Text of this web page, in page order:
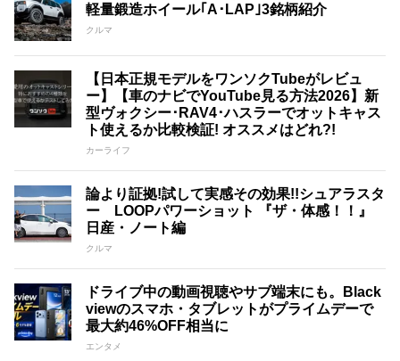
軽量鍛造ホイール｢A･LAP｣3銘柄紹介
クルマ
【日本正規モデルをワンソクTubeがレビュ
ー】【車のナビでYouTube見る方法2026】新
型ヴォクシー･RAV4･ハスラーでオットキャス
ト使えるか比較検証! オススメはどれ?!
カーライフ
論より証拠!試して実感その効果!!シュアラスタ
ー LOOPパワーショット 『ザ・体感！！』
日産・ノート編
クルマ
ドライブ中の動画視聴やサブ端末にも。Black
viewのスマホ・タブレットがプライムデーで
最大約46%OFF相当に
エンタメ